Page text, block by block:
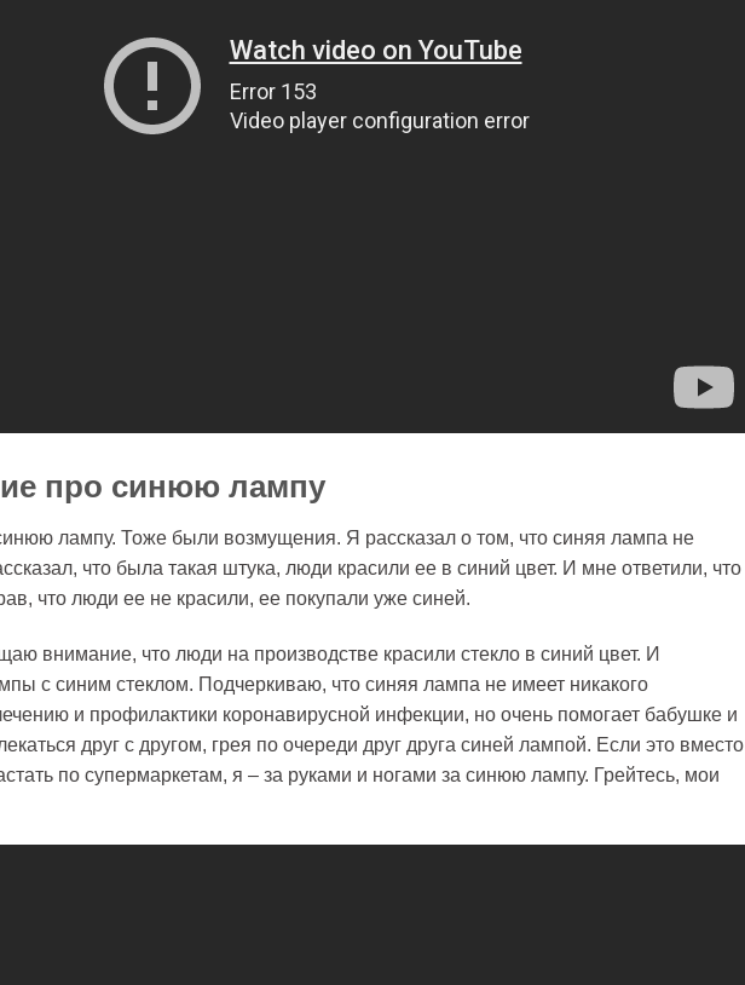
про синюю лампу
лампу. Тоже были возмущения. Я рассказал о том, что синяя лампа не
что была такая штука, люди красили ее в синий цвет. И мне ответили, что
что люди ее не красили, ее покупали уже синей.
внимание, что люди на производстве красили стекло в синий цвет. И
с синим стеклом. Подчеркиваю, что синяя лампа не имеет никакого
и профилактики коронавирусной инфекции, но очень помогает бабушке и
друг с другом, грея по очереди друг друга синей лампой. Если это вместо
по супермаркетам, я – за руками и ногами за синюю лампу. Грейтесь, мои